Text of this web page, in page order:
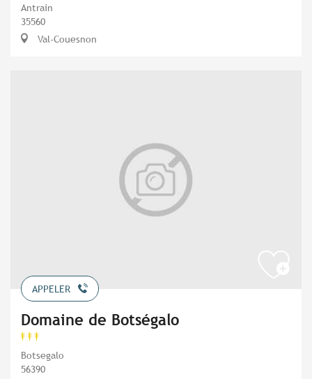
Antrain
35560
Val-Couesnon
APPELER
Domaine de Botségalo
Botsegalo
56390